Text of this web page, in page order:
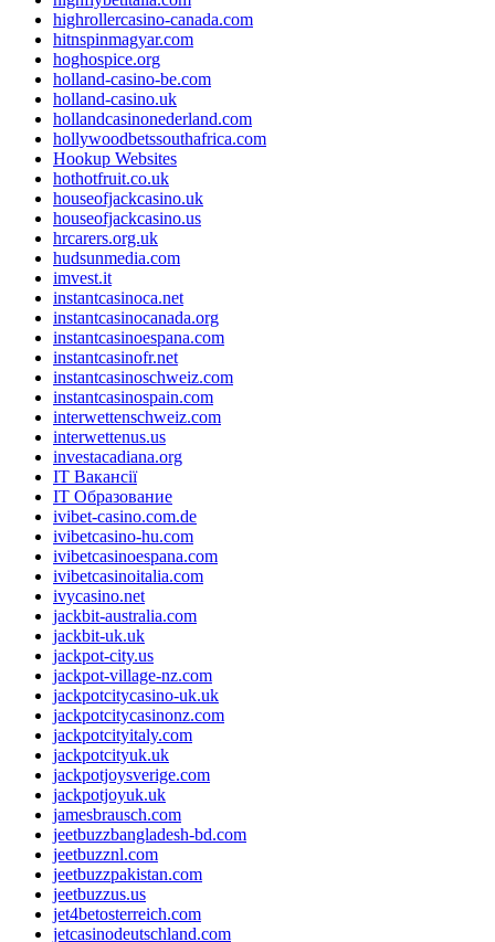
highrollercasino-canada.com
hitnspinmagyar.com
hoghospice.org
holland-casino-be.com
holland-casino.uk
hollandcasinonederland.com
hollywoodbetssouthafrica.com
Hookup Websites
hothotfruit.co.uk
houseofjackcasino.uk
houseofjackcasino.us
hrcarers.org.uk
hudsunmedia.com
imvest.it
instantcasinoca.net
instantcasinocanada.org
instantcasinoespana.com
instantcasinofr.net
instantcasinoschweiz.com
instantcasinospain.com
interwettenschweiz.com
interwettenus.us
investacadiana.org
IT Вакансії
IT Образование
ivibet-casino.com.de
ivibetcasino-hu.com
ivibetcasinoespana.com
ivibetcasinoitalia.com
ivycasino.net
jackbit-australia.com
jackbit-uk.uk
jackpot-city.us
jackpot-village-nz.com
jackpotcitycasino-uk.uk
jackpotcitycasinonz.com
jackpotcityitaly.com
jackpotcityuk.uk
jackpotjoysverige.com
jackpotjoyuk.uk
jamesbrausch.com
jeetbuzzbangladesh-bd.com
jeetbuzznl.com
jeetbuzzpakistan.com
jeetbuzzus.us
jet4betosterreich.com
jetcasinodeutschland.com